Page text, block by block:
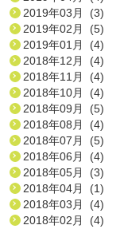
2019年03月 (3)
2019年02月 (5)
2019年01月 (4)
2018年12月 (4)
2018年11月 (4)
2018年10月 (4)
2018年09月 (5)
2018年08月 (4)
2018年07月 (5)
2018年06月 (4)
2018年05月 (3)
2018年04月 (1)
2018年03月 (4)
2018年02月 (4)